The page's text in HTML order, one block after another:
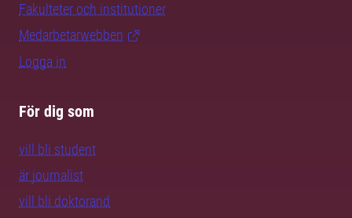
Fakulteter och institutioner
Medarbetarwebben
Logga in
För dig som
vill bli student
är journalist
vill bli doktorand